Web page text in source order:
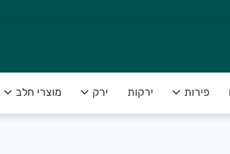
פירות ירקות ירק מוצרי חלב